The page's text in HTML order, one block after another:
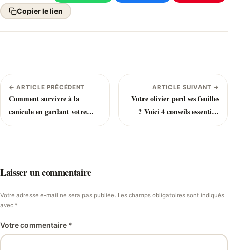
Copier le lien
← ARTICLE PRÉCÉDENT
Comment survivre à la
canicule en gardant votre
pergola en bois au frais cet
ARTICLE SUIVANT →
Votre olivier perd ses feuilles
? Voici 4 conseils essentiels
pour l’aider
Laisser un commentaire
Votre adresse e-mail ne sera pas publiée. Les champs obligatoires sont indiqués
avec *
Votre commentaire *